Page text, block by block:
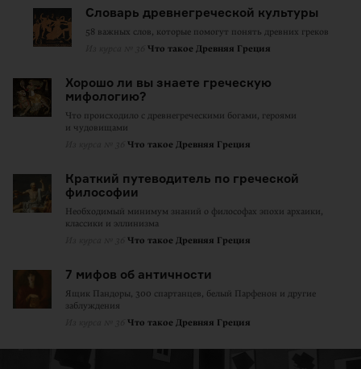
Словарь древнегреческой культуры
58 важных слов, которые помогут понять древних греков
Что такое Древняя Греция
Хорошо ли вы знаете греческую
мифологию?
Что происходило с древнегреческими богами, героями
и чудовищами
Что такое Древняя Греция
Краткий путеводитель по греческой
философии
Необходимый минимум знаний о философах эпохи архаики,
классики и эллинизма
Что такое Древняя Греция
7 мифов об античности
Ящик Пандоры, 300 спартанцев, белый Парфенон и другие
заблуждения
Что такое Древняя Греция